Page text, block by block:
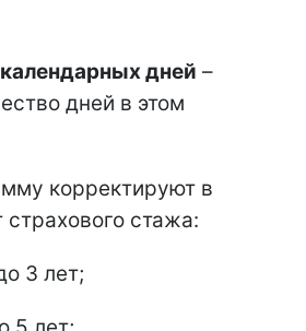
дней –
дней в этом
корректируют в
страхового стажа:
3 лет;